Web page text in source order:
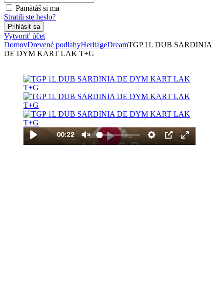
Pamätáš si ma
Stratili ste heslo?
Vytvoriť účet
DomovDrevené podlahyHeritageDreamTGP 1L DUB SARDINIA
DE DYM KART LAK T+G